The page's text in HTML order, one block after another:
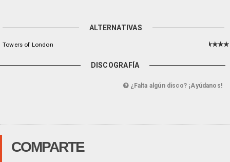
ALTERNATIVAS
Towers of London
DISCOGRAFÍA
¿Falta algún disco? ¡Ayúdanos!
COMPARTE